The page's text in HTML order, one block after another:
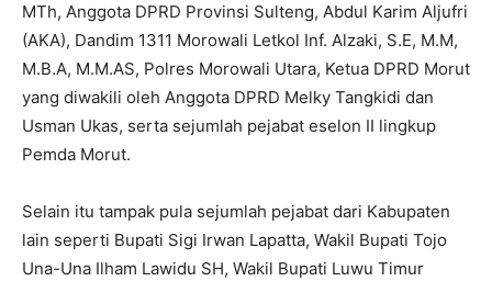
MTh, Anggota DPRD Provinsi Sulteng, Abdul Karim Aljufri
(AKA), Dandim 1311 Morowali Letkol Inf. Alzaki, S.E, M.M,
M.B.A, M.M.AS, Polres Morowali Utara, Ketua DPRD Morut
yang diwakili oleh Anggota DPRD Melky Tangkidi dan
Usman Ukas, serta sejumlah pejabat eselon II lingkup
Pemda Morut.
Selain itu tampak pula sejumlah pejabat dari Kabupaten
lain seperti Bupati Sigi Irwan Lapatta, Wakil Bupati Tojo
Una-Una Ilham Lawidu SH, Wakil Bupati Luwu Timur